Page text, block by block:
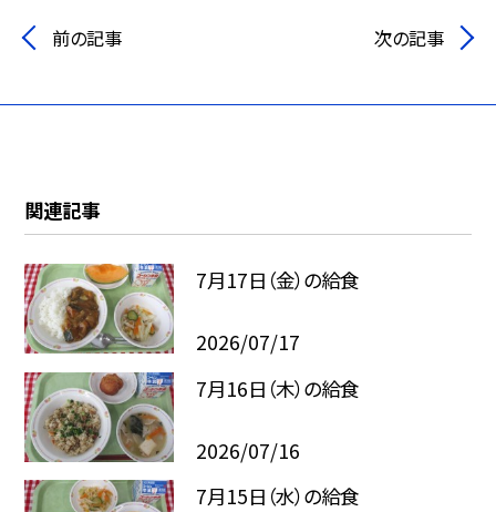
前の記事 次の記事
関連記事
7月17日（金）の給食
2026/07/17
7月16日（木）の給食
2026/07/16
7月15日（水）の給食